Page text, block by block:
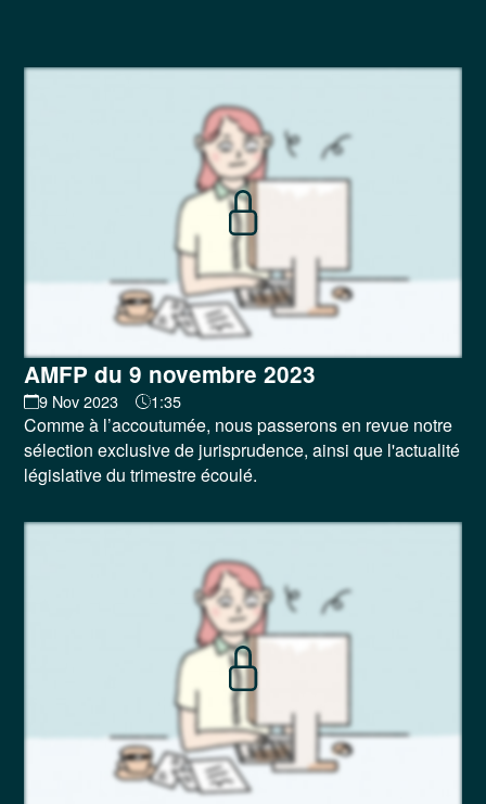
AMFP du 9 novembre 2023
9 Nov 2023 1:35
Comme à l’accoutumée, nous passerons en revue notre
sélection exclusive de jurisprudence, ainsi que l'actualité
législative du trimestre écoulé.